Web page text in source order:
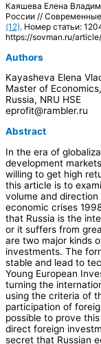
Каяшева Елена
России //
(12). Номер статьи:
https://sovman.ru/
Authors
Kayasheva Elena
Master of
Russia, NRU HSE
eprofit@rambler.ru
Abstract
In the era of
development
willing to get high
this article is to
volume and
economic crises
that Russia is the
or it suffers from
are two major kinds
investments. The
stable and lead to
Young European
turning the
using the criteria of
participation of
possible to prove
direct foreign
secret that Russian